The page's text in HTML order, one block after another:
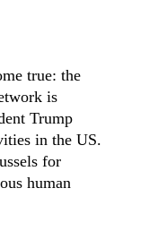
true: the
is
Trump
in the US.
for
human